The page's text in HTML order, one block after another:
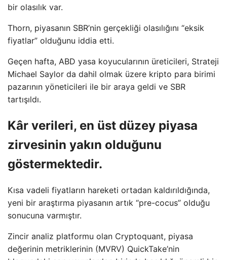
bir olasılık var.
Thorn, piyasanın SBR’nin gerçekliği olasılığını “eksik
fiyatlar” olduğunu iddia etti.
Geçen hafta, ABD yasa koyucularının üreticileri, Strateji
Michael Saylor da dahil olmak üzere kripto para birimi
pazarının yöneticileri ile bir araya geldi ve SBR
tartışıldı.
Kâr verileri, en üst düzey piyasa
zirvesinin yakın olduğunu
göstermektedir.
Kısa vadeli fiyatların hareketi ortadan kaldırıldığında,
yeni bir araştırma piyasanın artık “pre-cocus” olduğu
sonucuna varmıştır.
Zincir analiz platformu olan Cryptoquant, piyasa
değerinin metriklerinin (MVRV) QuickTake’nin